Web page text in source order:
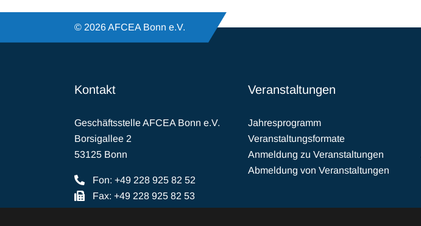
© 2026 AFCEA Bonn e.V.
Kontakt
Geschäftsstelle AFCEA Bonn e.V.
Borsigallee 2
53125 Bonn
Fon: +49 228 925 82 52
Fax: +49 228 925 82 53
Veranstaltungen
Jahresprogramm
Veranstaltungsformate
Anmeldung zu Veranstaltungen
Abmeldung von Veranstaltungen